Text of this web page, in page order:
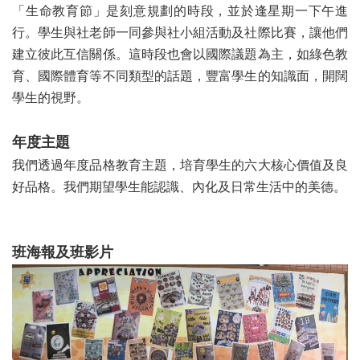
「生命教育節」是刻意規劃的時段，並於逢星期一下午進
行。學生與社老師一同參與社小組活動及社際比賽，讓他們
建立彼此互信關係。這時段也會以國際議題為主，如綠色教
育、國際體育等不同類型的話題，豐富學生的知識面，開闊
學生的視野。
年度主題
我們透過年度品格教育主題，培育學生的六大核心價值及良
好品格。我們期望學生能認識、內化及日常生活中的美德。
班海報及班影片